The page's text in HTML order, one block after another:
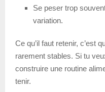
Se peser trop
variation.
Ce qu’il faut retenir, c’est
rarement stables. Si tu
construire une routine
tenir.